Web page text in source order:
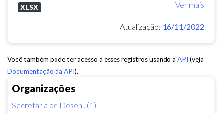
Organizações
Secretaria de Desen...(1)
Ver mais
XLSX
Atualização: 16/11/2022
Você também pode ter acesso a esses registros usando a API (veja
Documentação da API).